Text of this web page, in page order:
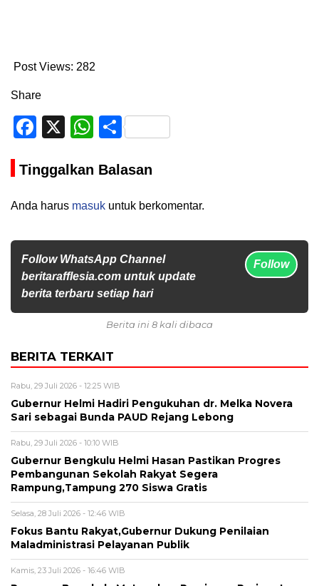
Post Views: 282
Share
Facebook
X WhatsApp
Share
Tinggalkan Balasan
Anda harus masuk untuk berkomentar.
Follow WhatsApp Channel
beritarafflesia.com untuk update
berita terbaru setiap hari
Follow
Berita ini 8 kali dibaca
BERITA TERKAIT
Rabu, 29 Juli 2026 - 12:25 WIB
Gubernur Helmi Hadiri Pengukuhan dr. Melka Novera
Sari sebagai Bunda PAUD Rejang Lebong
Rabu, 29 Juli 2026 - 10:10 WIB
Gubernur Bengkulu Helmi Hasan Pastikan Progres
Pembangunan Sekolah Rakyat Segera
Rampung,Tampung 270 Siswa Gratis
Selasa, 28 Juli 2026 - 12:46 WIB
Fokus Bantu Rakyat,Gubernur Dukung Penilaian
Maladministrasi Pelayanan Publik
Kamis, 23 Juli 2026 - 16:46 WIB